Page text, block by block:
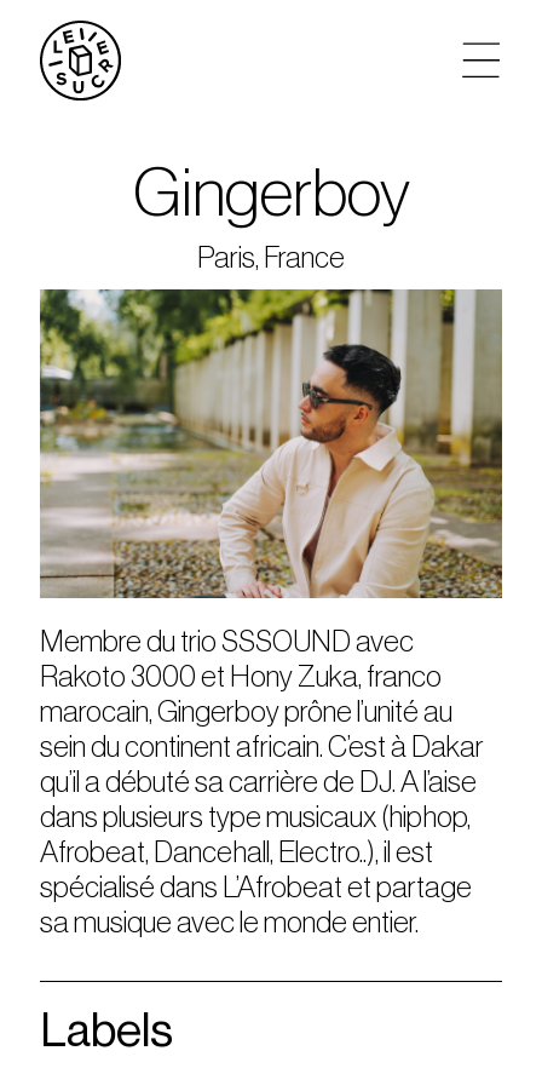
agenda
tickets
le sucre max
partenariats
privatisations
Gingerboy
Paris, France
Membre du trio SSSOUND avec
Rakoto 3000 et Hony Zuka, franco
marocain, Gingerboy prône l’unité au
sein du continent africain. C’est à Dakar
qu’il a débuté sa carrière de DJ. A l’aise
dans plusieurs type musicaux (hiphop,
Afrobeat, Dancehall, Electro..), il est
spécialisé dans L’Afrobeat et partage
sa musique avec le monde entier.
Labels